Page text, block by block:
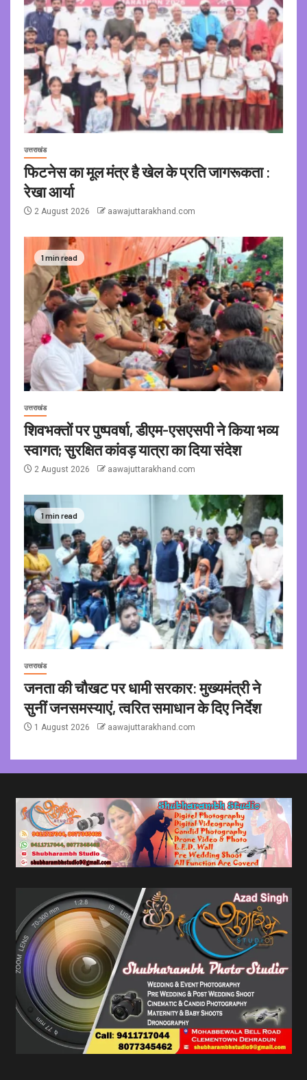
उत्तराखंड
फिटनेस का मूल मंत्र है खेल के प्रति जागरूकता :
रेखा आर्या
2 August 2026 aawajuttarakhand.com
1 min read
उत्तराखंड
शिवभक्तों पर पुष्पवर्षा, डीएम-एसएसपी ने किया भव्य
स्वागत; सुरक्षित कांवड़ यात्रा का दिया संदेश
2 August 2026 aawajuttarakhand.com
1 min read
उत्तराखंड
जनता की चौखट पर धामी सरकार: मुख्यमंत्री ने
सुनीं जनसमस्याएं, त्वरित समाधान के दिए निर्देश
1 August 2026 aawajuttarakhand.com